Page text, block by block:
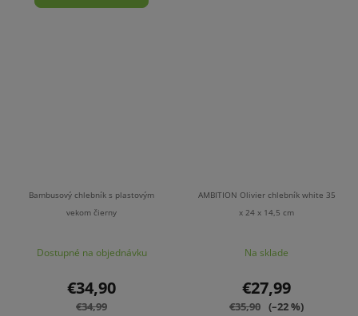
Bambusový chlebník s plastovým
vekom čierny
Dostupné na objednávku
€34,90
€34,99
AMBITION Olivier chlebník white 35
x 24 x 14,5 cm
Na sklade
€27,99
€35,90 (–22 %)